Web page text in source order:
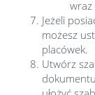
wraz
Jeżeli
możesz
placówek.
Utwórz